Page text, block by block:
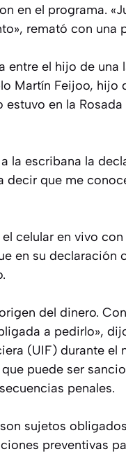
en el programa.
remató con una
entre el hijo de
Martín Feijoo, hijo
en la
la escribana la
decir que me
celular en vivo
en su
del dinero.
a pedirlo»,
(UIF) durante el
puede ser
penales.
sujetos
preventivas